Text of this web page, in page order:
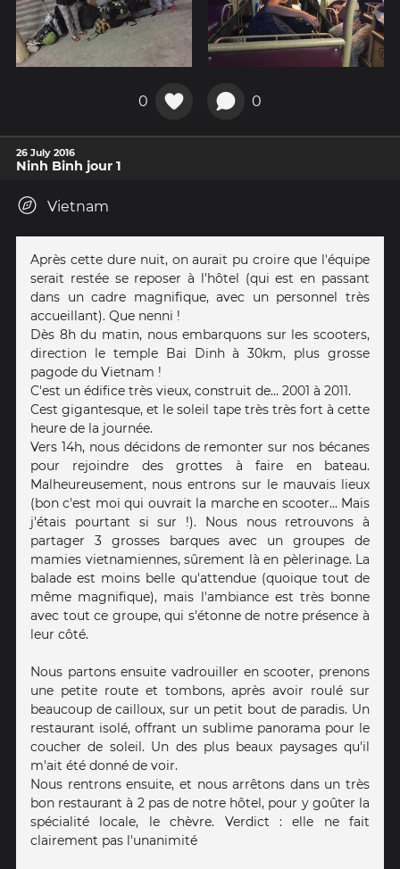
0 0
26 July 2016
Ninh Binh jour 1
Vietnam
Après cette dure nuit, on aurait pu croire que l'équipe
serait restée se reposer à l'hôtel (qui est en passant
dans un cadre magnifique, avec un personnel très
accueillant). Que nenni !
Dès 8h du matin, nous embarquons sur les scooters,
direction le temple Bai Dinh à 30km, plus grosse
pagode du Vietnam !
C'est un édifice très vieux, construit de... 2001 à 2011.
Cest gigantesque, et le soleil tape très très fort à cette
heure de la journée.
Vers 14h, nous décidons de remonter sur nos bécanes
pour rejoindre des grottes à faire en bateau.
Malheureusement, nous entrons sur le mauvais lieux
(bon c'est moi qui ouvrait la marche en scooter... Mais
j'étais pourtant si sur !). Nous nous retrouvons à
partager 3 grosses barques avec un groupes de
mamies vietnamiennes, sûrement là en pèlerinage. La
balade est moins belle qu'attendue (quoique tout de
même magnifique), mais l'ambiance est très bonne
avec tout ce groupe, qui s'étonne de notre présence à
leur côté.
Nous partons ensuite vadrouiller en scooter, prenons
une petite route et tombons, après avoir roulé sur
beaucoup de cailloux, sur un petit bout de paradis. Un
restaurant isolé, offrant un sublime panorama pour le
coucher de soleil. Un des plus beaux paysages qu'il
m'ait été donné de voir.
Nous rentrons ensuite, et nous arrêtons dans un très
bon restaurant à 2 pas de notre hôtel, pour y goûter la
spécialité locale, le chèvre. Verdict : elle ne fait
clairement pas l'unanimité